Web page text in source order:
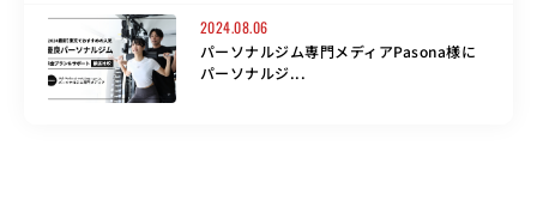
2024.08.06
パーソナルジム専門メディアPasona様に
パーソナルジ...